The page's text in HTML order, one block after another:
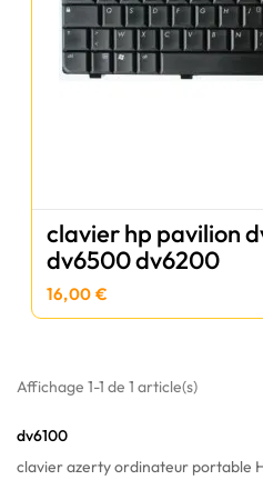
clavier hp pavilion
dv6500 dv6200
16,00 €
Affichage 1-1 de 1 article(s)
dv6100
clavier azerty ordinateur portable